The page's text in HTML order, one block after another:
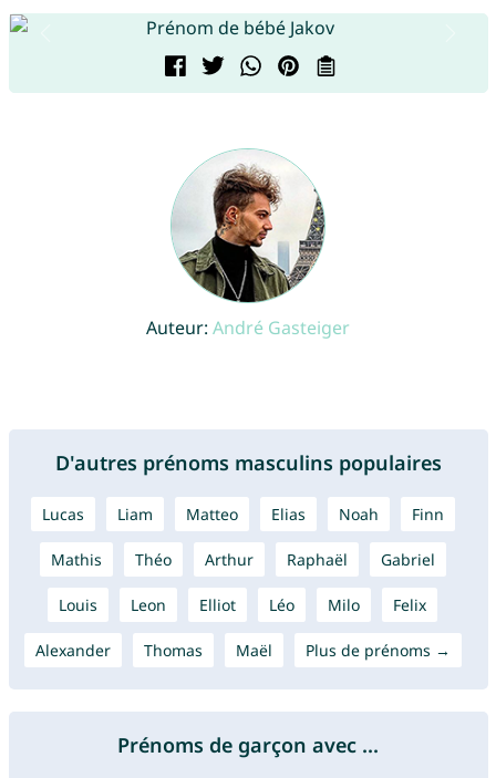
Auteur: André Gasteiger
D'autres prénoms masculins populaires
Lucas Liam Matteo Elias Noah Finn
Mathis Théo Arthur Raphaël Gabriel
Louis Leon Elliot Léo Milo Felix
Alexander Thomas Maël Plus de prénoms →
Prénoms de garçon avec ...